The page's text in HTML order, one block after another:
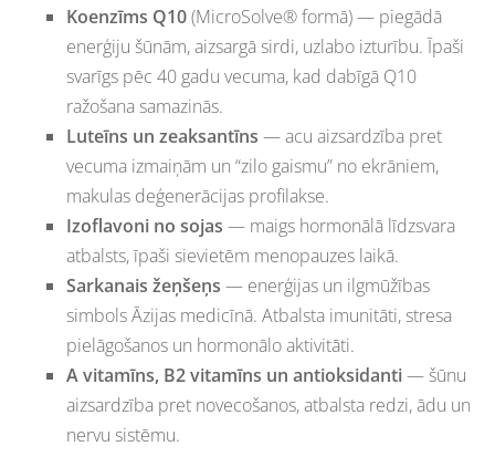
Koenzīms Q10(MicroSolve® formā) — piegādā
enerģiju šūnām, aizsargā sirdi, uzlabo izturību. Īpaši
svarīgs pēc 40 gadu vecuma, kad dabīgā Q10
ražošana samazinās.
Luteīns un zeaksantīns — acu aizsardzība pret
vecuma izmaiņām un “zilo gaismu” no ekrāniem,
makulas deģenerācijas profilakse.
Izoflavoni no sojas — maigs hormonālā līdzsvara
atbalsts, īpaši sievietēm menopauzes laikā.
Sarkanais žeņšeņs — enerģijas un ilgmūžības
simbols Āzijas medicīnā. Atbalsta imunitāti, stresa
pielāgošanos un hormonālo aktivitāti.
A vitamīns, B2 vitamīns un antioksidanti— šūnu
aizsardzība pret novecošanos, atbalsta redzi, ādu un
nervu sistēmu.